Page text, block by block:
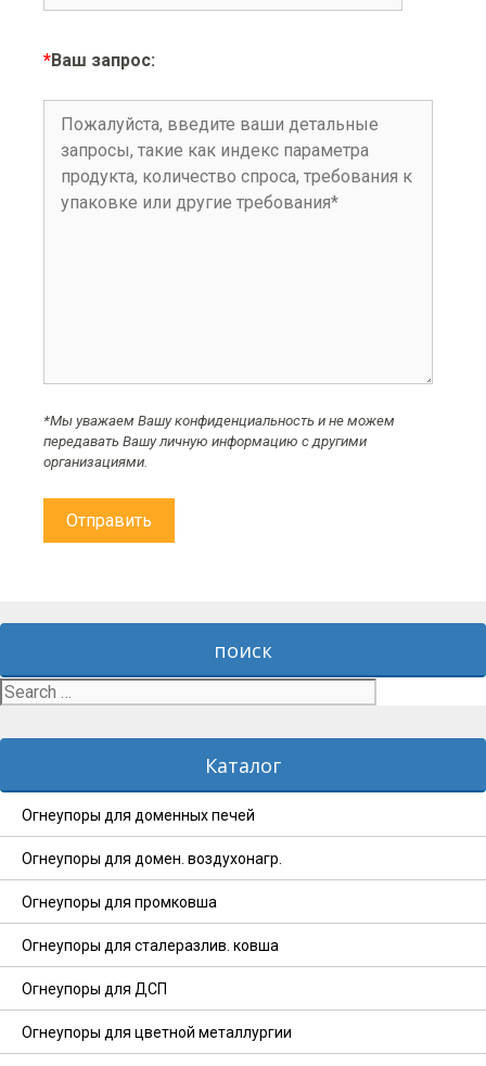
*Ваш запрос:
*Мы уважаем Вашу конфиденциальность и не можем
передавать Вашу личную информацию с другими
организациями.
поиск
Search
for:
Каталог
Огнеупоры для доменных печей
Огнеупоры для домен. воздухонагр.
Огнеупоры для промковша
Огнеупоры для сталеразлив. ковша
Огнеупоры для ДСП
Огнеупоры для цветной металлургии